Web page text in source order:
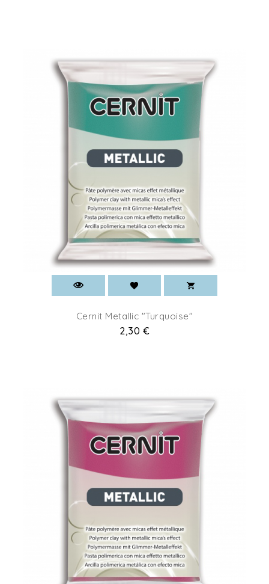
Cernit Metallic "turquoise"
Prix
2,30 €